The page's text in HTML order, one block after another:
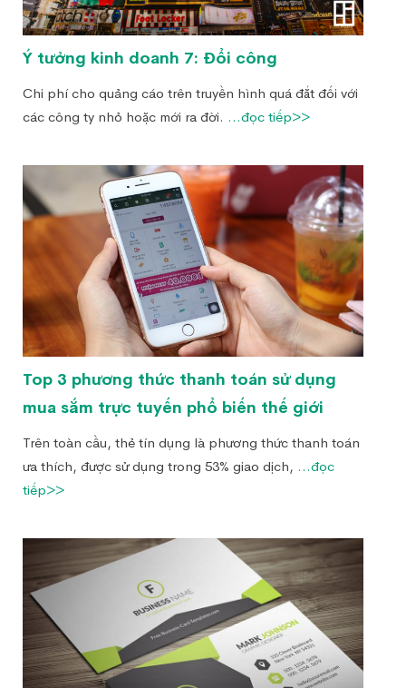
Ý tưởng kinh doanh 7: Đổi công
Chi phí cho quảng cáo trên truyền hình quá đắt đối với
các công ty nhỏ hoặc mới ra đời. ...đọc tiếp>>
Top 3 phương thức thanh toán sử dụng
mua sắm trực tuyến phổ biến thế giới
Trên toàn cầu, thẻ tín dụng là phương thức thanh toán
ưa thích, được sử dụng trong 53% giao dịch, ...đọc
tiếp>>